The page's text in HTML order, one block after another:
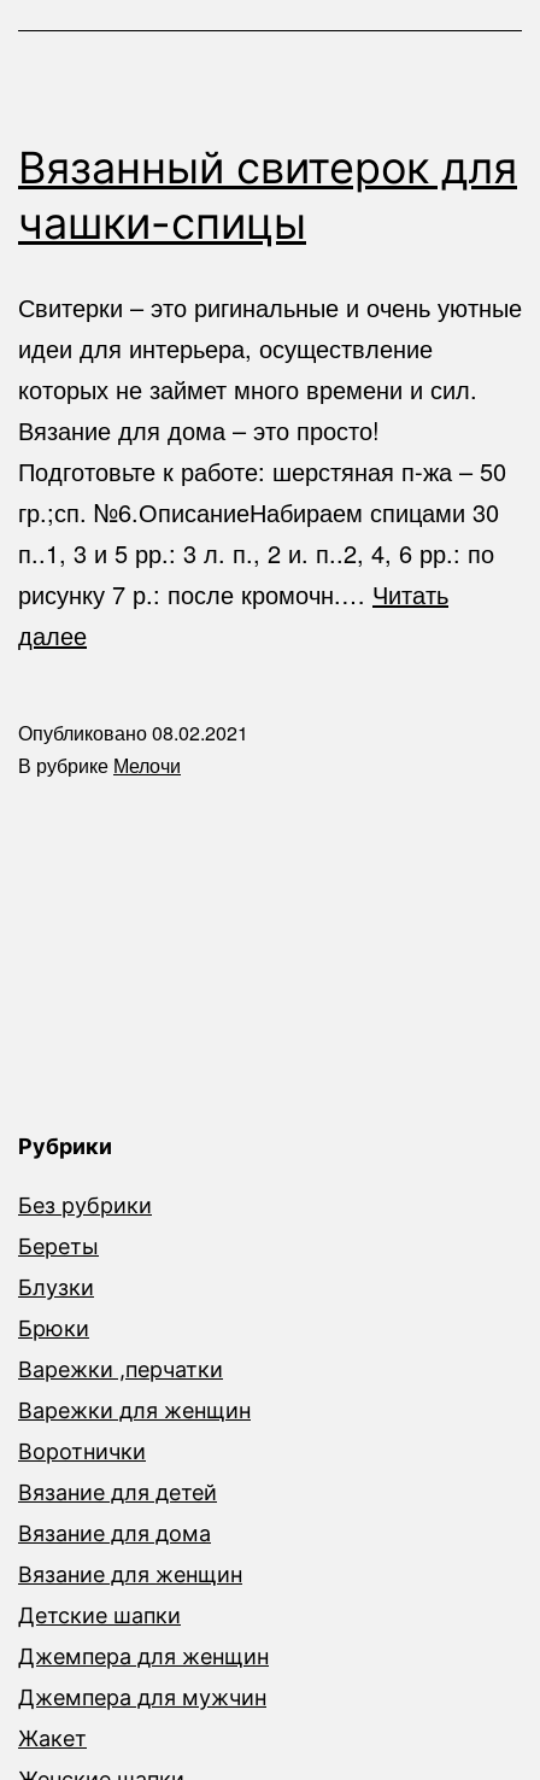
Вязанный свитерок для
чашки-спицы
Свитерки – это ригинальные и очень уютные
идеи для интерьера, осуществление
которых не займет много времени и сил.
Вязание для дома – это просто!
Подготовьте к работе: шерстяная п-жа – 50
гр.;сп. №6.ОписаниеНабираем спицами 30
п..1, 3 и 5 рр.: 3 л. п., 2 и. п..2, 4, 6 рр.: по
рисунку 7 р.: после кромочн.… Читать
далееВязанный
чашки-
Опубликовано08.02.2021
В рубрике Мелочи
Рубрики
Без рубрики
Береты
Блузки
Брюки
Варежки ,перчатки
Варежки для женщин
Воротнички
Вязание для детей
Вязание для дома
Вязание для женщин
Детские шапки
Джемпера для женщин
Джемпера для мужчин
Жакет